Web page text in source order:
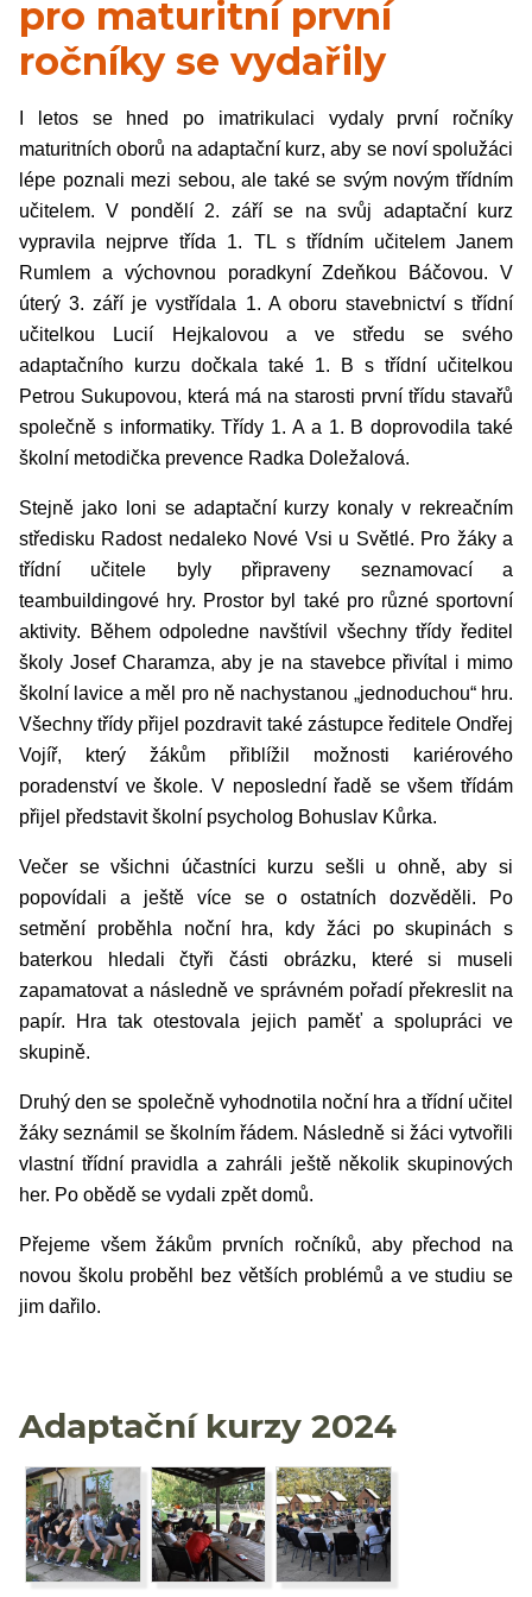
pro maturitní první
ročníky se vydařily
I letos se hned po imatrikulaci vydaly první ročníky
maturitních oborů na adaptační kurz, aby se noví spolužáci
lépe poznali mezi sebou, ale také se svým novým třídním
učitelem. V pondělí 2. září se na svůj adaptační kurz
vypravila nejprve třída 1. TL s třídním učitelem Janem
Rumlem a výchovnou poradkyní Zdeňkou Báčovou. V
úterý 3. září je vystřídala 1. A oboru stavebnictví s třídní
učitelkou Lucií Hejkalovou a ve středu se svého
adaptačního kurzu dočkala také 1. B s třídní učitelkou
Petrou Sukupovou, která má na starosti první třídu stavařů
společně s informatiky. Třídy 1. A a 1. B doprovodila také
školní metodička prevence Radka Doležalová.
Stejně jako loni se adaptační kurzy konaly v rekreačním
středisku Radost nedaleko Nové Vsi u Světlé. Pro žáky a
třídní učitele byly připraveny seznamovací a
teambuildingové hry. Prostor byl také pro různé sportovní
aktivity. Během odpoledne navštívil všechny třídy ředitel
školy Josef Charamza, aby je na stavebce přivítal i mimo
školní lavice a měl pro ně nachystanou „jednoduchou“ hru.
Všechny třídy přijel pozdravit také zástupce ředitele Ondřej
Vojíř, který žákům přiblížil možnosti kariérového
poradenství ve škole. V neposlední řadě se všem třídám
přijel představit školní psycholog Bohuslav Kůrka.
Večer se všichni účastníci kurzu sešli u ohně, aby si
popovídali a ještě více se o ostatních dozvěděli. Po
setmění proběhla noční hra, kdy žáci po skupinách s
baterkou hledali čtyři části obrázku, které si museli
zapamatovat a následně ve správném pořadí překreslit na
papír. Hra tak otestovala jejich paměť a spolupráci ve
skupině.
Druhý den se společně vyhodnotila noční hra a třídní učitel
žáky seznámil se školním řádem. Následně si žáci vytvořili
vlastní třídní pravidla a zahráli ještě několik skupinových
her. Po obědě se vydali zpět domů.
Přejeme všem žákům prvních ročníků, aby přechod na
novou školu proběhl bez větších problémů a ve studiu se
jim dařilo.
Adaptační kurzy 2024